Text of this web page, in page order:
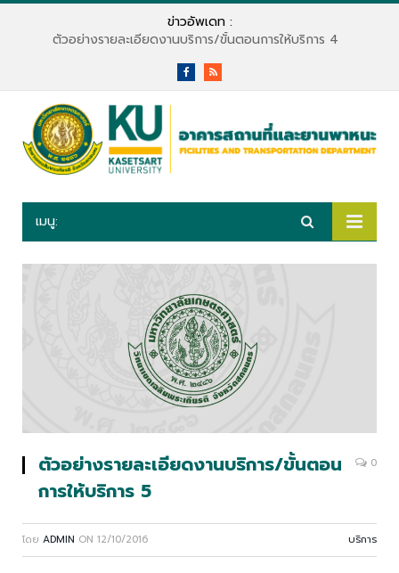
ข่าวอัพเดท :
ตัวอย่างรายละเอียดงานบริการ/ขั้นตอนการให้บริการ 4
FacebookRSS
เมนู:
ตัวอย่างรายละเอียดงานบริการ/ขั้นตอน
การให้บริการ 5
0
โดย ADMIN ON 12/10/2016 บริการ